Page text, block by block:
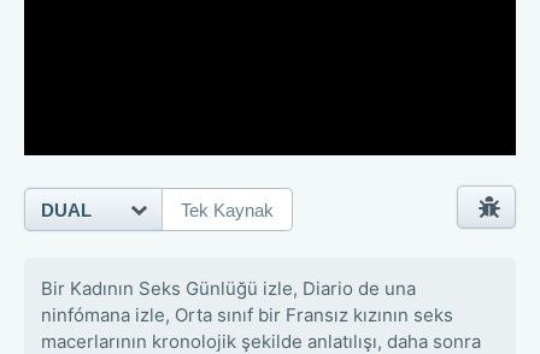
Bir Kadının Seks Günlüğü izle, Diario de una
ninfómana izle, Orta sınıf bir Fransız kızının seks
macerlarının kronolojik şekilde anlatılışı, daha sonra
DUAL Tek Kaynak